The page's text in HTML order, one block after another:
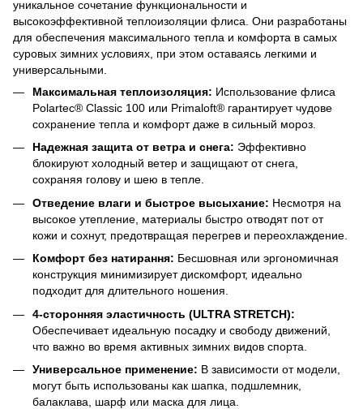
уникальное сочетание функциональности и
высокоэффективной теплоизоляции флиса. Они разработаны
для обеспечения максимального тепла и комфорта в самых
суровых зимних условиях, при этом оставаясь легкими и
универсальными.
Максимальная теплоизоляция: Использование флиса
Polartec® Classic 100 или Primaloft® гарантирует чудове
сохранение тепла и комфорт даже в сильный мороз.
Надежная защита от ветра и снега: Эффективно
блокируют холодный ветер и защищают от снега,
сохраняя голову и шею в тепле.
Отведение влаги и быстрое высыхание: Несмотря на
высокое утепление, материалы быстро отводят пот от
кожи и сохнут, предотвращая перегрев и переохлаждение.
Комфорт без натирання: Бесшовная или эргономичная
конструкция минимизирует дискомфорт, идеально
подходит для длительного ношения.
4-сторонняя эластичность (ULTRA STRETCH):
Обеспечивает идеальную посадку и свободу движений,
что важно во время активных зимних видов спорта.
Универсальное применение: В зависимости от модели,
могут быть использованы как шапка, подшлемник,
балаклава, шарф или маска для лица.